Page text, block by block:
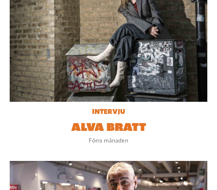
INTERVJU
ALVA BRATT
Förra månaden